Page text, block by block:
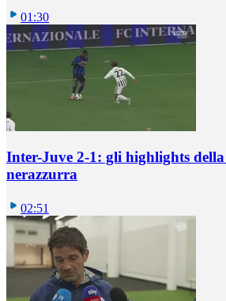
01:30
Inter-Juve 2-1: gli highlights
nerazzurra
02:51